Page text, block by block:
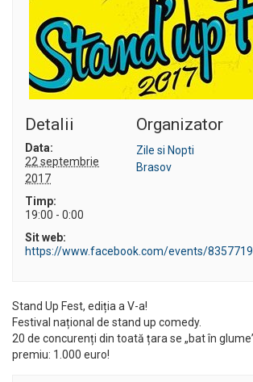
Detalii
Data:
22 septembrie
2017
Timp:
19:00 - 0:00
Sit web:
https://www.facebook.com/events/
Organizator
Zile si Nopti
Brasov
Stand Up Fest, ediția a V-a!
Festival național de stand up comedy.
20 de concurenți din toată țara se „bat în
premiu: 1.000 euro!